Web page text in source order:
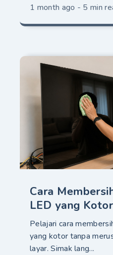
1 month ago - 5 min
Cara
LED yang Kotor
Pelajari cara
yang kotor tanpa
layar. Simak lang...